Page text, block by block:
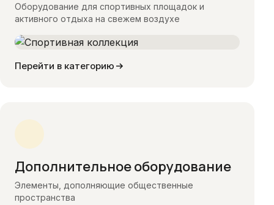
Оборудование для спортивных площадок и
активного отдыха на свежем воздухе
Перейти в категорию
Дополнительное оборудование
Элементы, дополняющие общественные
пространства